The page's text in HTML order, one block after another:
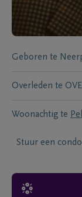
Geboren te
Overleden te
Woonachtig te
Stuur een